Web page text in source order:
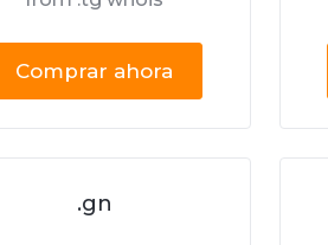
Comprar ahora
.gn